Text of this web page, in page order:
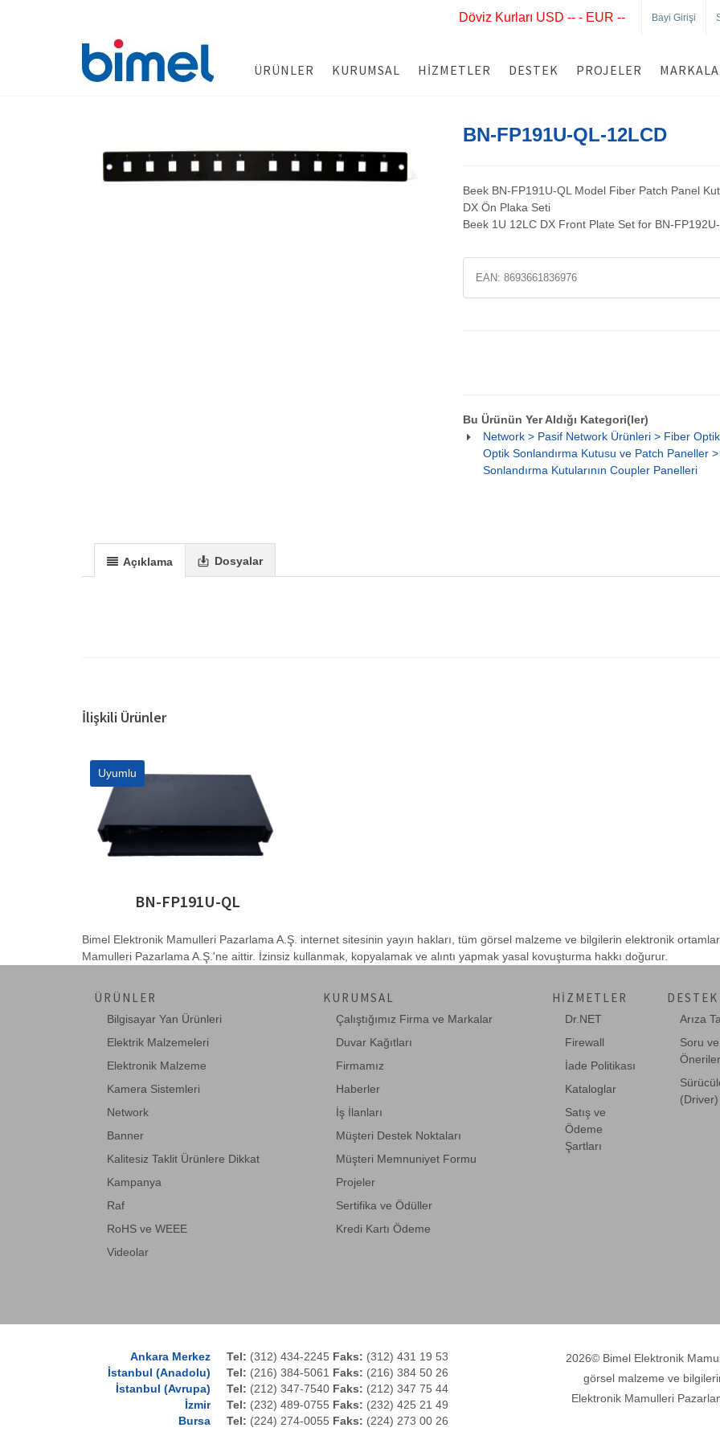
Döviz Kurları USD -- - EUR -- Bayi Girişi
ÜRÜNLER KURUMSAL HIZMETLER DESTEK PROJELER
BN-FP191U-QL-12LCD
Beek BN-FP191U-QL Model Fiber Patch Panel
DX Ön Plaka Seti
Beek 1U 12LC DX Front Plate Set for BN-FP192U-
EAN:8693661836976
Bu Ürünün Yer Aldığı Kategori(ler)
Network > Pasif Network Ürünleri > Fiber
Optik Sonlandırma Kutusu ve Patch Paneller
Sonlandırma Kutularının Coupler Panelleri
Açıklama Dosyalar
İlişkili Ürünler
Uyumlu
BN-FP191U-QL
Bimel Elektronik Mamulleri Pazarlama A.Ş. internet sitesinin yayın hakları, tüm görsel malzeme ve bilgilerin elektronik
Mamulleri Pazarlama A.Ş.'ne aittir. İzinsiz kullanmak, kopyalamak ve alıntı yapmak yasal kovuşturma hakkı doğurur.
ÜRÜNLER
Bilgisayar Yan Ürünleri
Elektrik Malzemeleri
Elektronik Malzeme
Kamera Sistemleri
Network
Banner
Kalitesiz Taklit Ürünlere Dikkat
Kampanya
Raf
RoHS ve WEEE
Videolar
KURUMSAL
Çalıştığımız Firma ve Markalar
Duvar Kağıtları
Firmamız
Haberler
İş İlanları
Müşteri Destek Noktaları
Müşteri Memnuniyet Formu
Projeler
Sertifika ve Ödüller
Kredi Kartı Ödeme
HIZMETLER
Dr.NET
Firewall
İade Politikası
Kataloglar
Satış ve
Ödeme
Şartları
DESTEK
Arıza
Soru ve
Öneriler
(Driver)
Ankara Merkez Tel: (312) 434-2245 Faks: (312) 431 19 53
İstanbul (Anadolu)
Tel: (216) 384-5061 Faks: (216) 384 50 26
İstanbul (Avrupa)
Tel: (212) 347-7540 Faks: (212) 347 75 44
İzmir
Tel: (232) 489-0755 Faks: (232) 425 21 49
Bursa
Tel: (224) 274-0055 Faks: (224) 273 00 26
2026© Bimel Elektronik
görsel malzeme ve
Elektronik Mamulleri